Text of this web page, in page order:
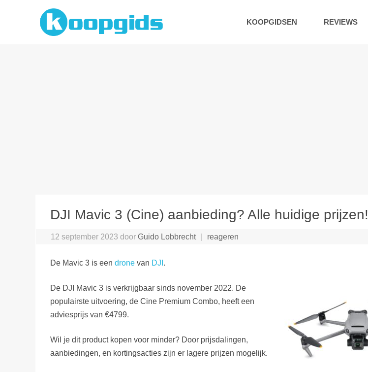
KOOPGIDSEN REVIEWS
DJI Mavic 3 (Cine) aanbieding? Alle huidige prijzen!
12 september 2023 door Guido Lobbrecht reageren
De Mavic 3 is een drone van DJI .
De DJI Mavic 3 is verkrijgbaar sinds november 2022. De
populairste uitvoering, de Cine Premium Combo, heeft een
adviesprijs van €4799.
Wil je dit product kopen voor minder? Door prijsdalingen,
aanbiedingen, en kortingsacties zijn er lagere prijzen mogelijk.